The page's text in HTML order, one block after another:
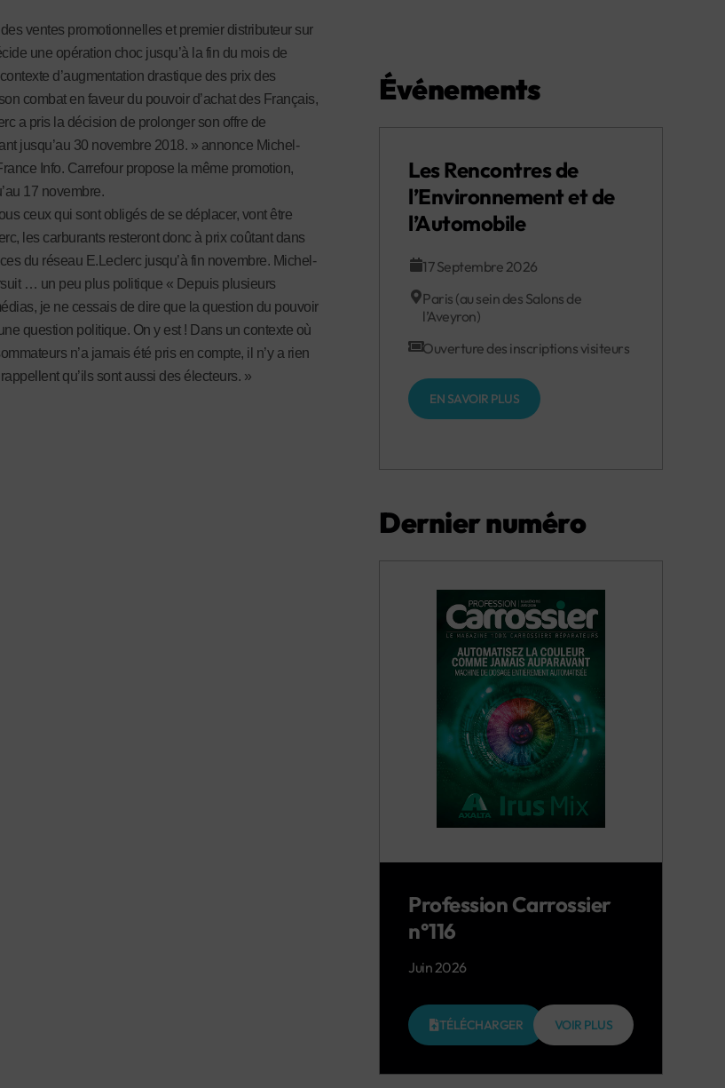
ventes promotionnelles et premier distributeur sur
une opération choc jusqu’à la fin du mois de
d’augmentation drastique des prix des
combat en faveur du pouvoir d’achat des Français,
a pris la décision de prolonger son offre de
jusqu’au 30 novembre 2018. » annonce Michel-
Info. Carrefour propose la même promotion,
17 novembre.
ceux qui sont obligés de se déplacer, vont être
les carburants resteront donc à prix coûtant dans
du réseau E.Leclerc jusqu’à fin novembre. Michel-
… un peu plus politique « Depuis plusieurs
je ne cessais de dire que la question du pouvoir
question politique. On y est ! Dans un contexte où
n’a jamais été pris en compte, il n’y a rien
qu’ils sont aussi des électeurs. »
Événements
Les Rencontres de
l’Environnement et de
l’Automobile
17 Septembre 2026
Paris (au sein des Salons de
l’Aveyron)
Ouverture des inscriptions visiteurs
EN SAVOIR PLUS
Dernier numéro
Profession Carrossier
n°116
Juin 2026
TÉLÉCHARGER VOIR PLUS